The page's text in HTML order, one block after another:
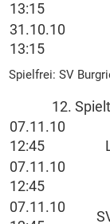
13:15
31.10.10
13:15
Spielfrei: SV
12.
07.11.10
12:45
07.11.10
12:45
07.11.10